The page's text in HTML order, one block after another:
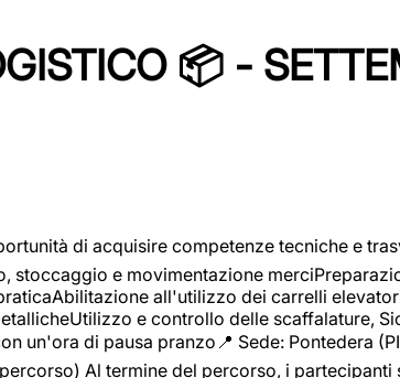
📦 -
di acquisire competenze tecniche e
e movimentazione
all'utilizzo dei carrelli
e controllo delle scaffalature,
un'ora di pausa pranzo📍 Sede: Pontedera
Al termine del percorso, i